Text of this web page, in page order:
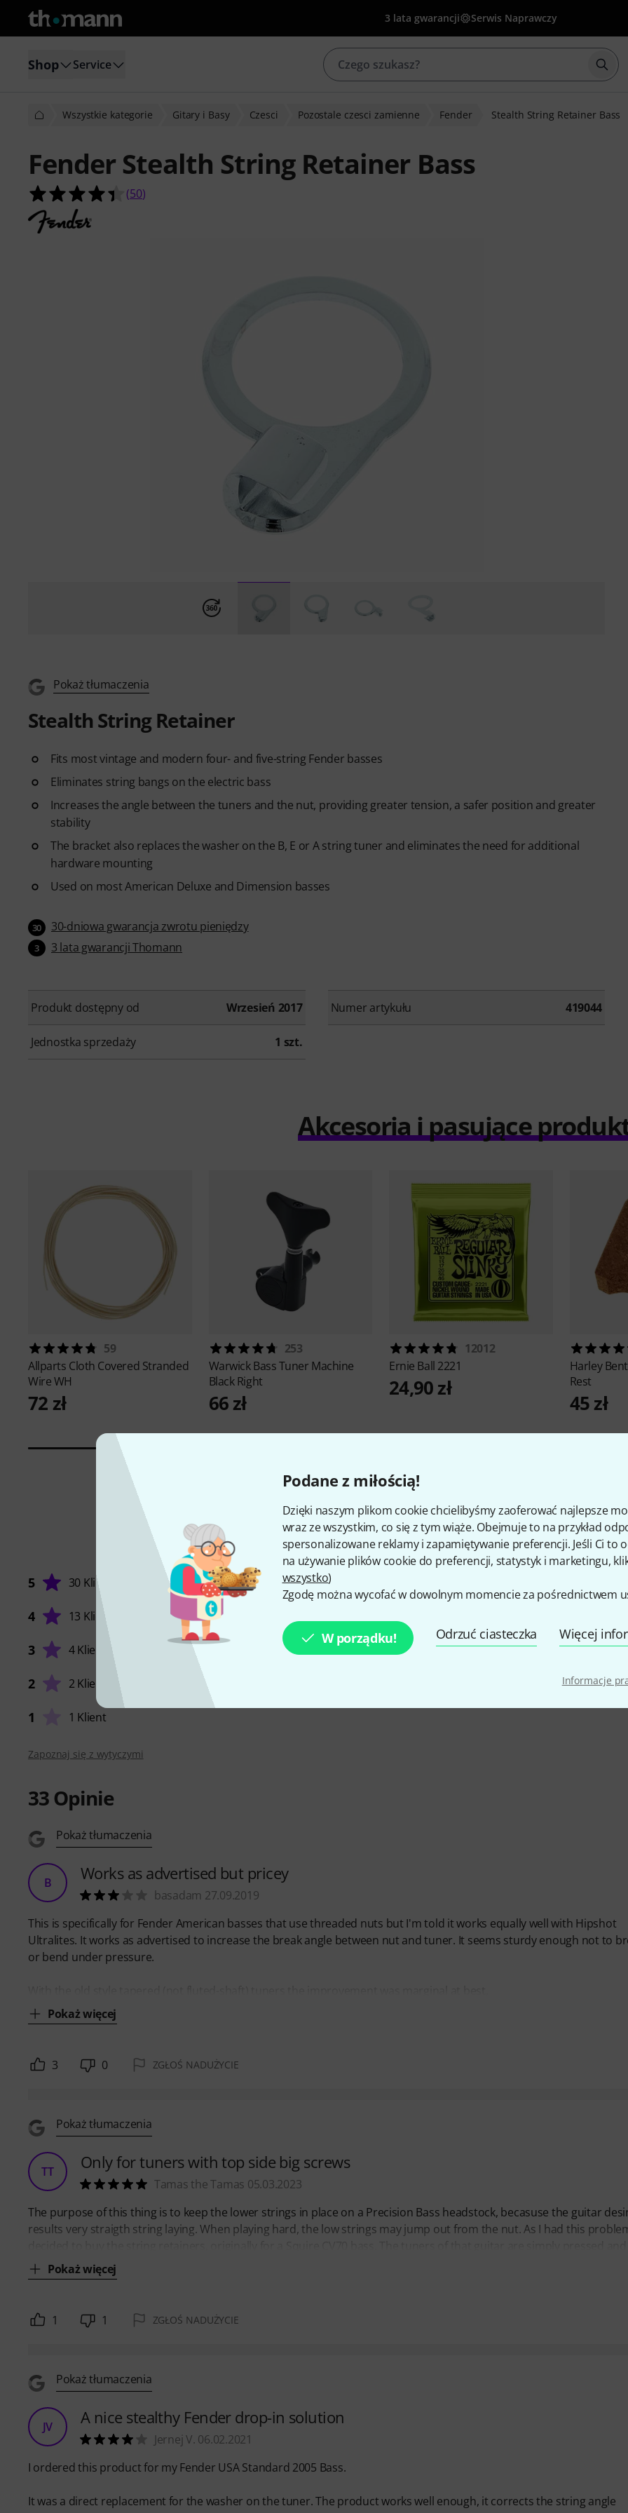
Podane z miłością!
Dzięki naszym plikom cookie chcielibyśmy zaoferować najlepsze
wraz ze wszystkim, co się z tym wiąże. Obejmuje to na przykład
spersonalizowane reklamy i zapamiętywanie preferencji. Jeśli Ci to
na używanie plików cookie do preferencji, statystyk i marketingu,
wszystko)
Zgodę można wycofać w dowolnym momencie za pośrednictwem
W porządku! Odrzuć ciasteczka Więcej
Informacje
3 lata gwarancji Serwis Naprawczy
Shop Service
Wszystkie kategorie Gitary i Basy Czesci Pozostale czesci zamienne Fender Stealth String Retainer Bass
Fender Stealth String Retainer Bass
4.4 na 5 gwiazdek z 50 ocen klientów
(50)
Pokaż tłumaczenia
Stealth String Retainer
Fits most vintage and modern four- and five-string Fender basses
Eliminates string bangs on the electric bass
Increases the angle between the tuners and the nut, providing greater tension, a safer position and greater
stability
The bracket also replaces the washer on the B, E or A string tuner and eliminates the need for additional
hardware mounting
Used on most American Deluxe and Dimension basses
30 30-dniowa gwarancja zwrotu pieniędzy
3 3 lata gwarancji Thomann
Produkt dostępny od Wrzesień 2017 Numer artykułu 419044
Jednostka sprzedaży 1 szt.
Akcesoria i pasujące
59
Allparts Cloth Covered Stranded
Wire WH
72 zł
253
WarwickBass Tuner Machine
Black Right
66 zł
12012
Ernie Ball 2221
24,90 zł
Harley
Rest
45 zł
50Oceny klientów
5 30 Klienci
4 13 Klienci
3 4 Klienci
2 2 Klienci
1 1 Klient
4.4 / 5
Zapoznaj się z wytyczymi
33Opinie
Pokaż tłumaczenia
B Works as advertised but pricey
basadam 27.09.2019
This is specifically for Fender American basses that use threaded nuts but I'm told it works equally well with Hipshot
Ultralites. It works as advertised to increase the break angle between nut and tuner. It seems sturdy enough not to
or bend under pressure.
Pokaż więcej
3 0 ZGŁOŚ NADUŻYCIE
Pokaż tłumaczenia
TT Only for tuners with top side big screws
Tamas the Tamas 05.03.2023
The purpose of this thing is to keep the lower strings in place on a Precision Bass headstock, becasuse the guitar
results very straigth string laying. When playing hard, the low strings may jump out from the nut. As I had this
Pokaż więcej
1 1 ZGŁOŚ NADUŻYCIE
Pokaż tłumaczenia
JV A nice stealthy Fender drop-in solution
Jernej V. 06.02.2021
I ordered this product for my Fender USA Standard 2005 Bass.
It was a direct replacement for the washer on the tuner. The product works well enough, it corrects the string angle